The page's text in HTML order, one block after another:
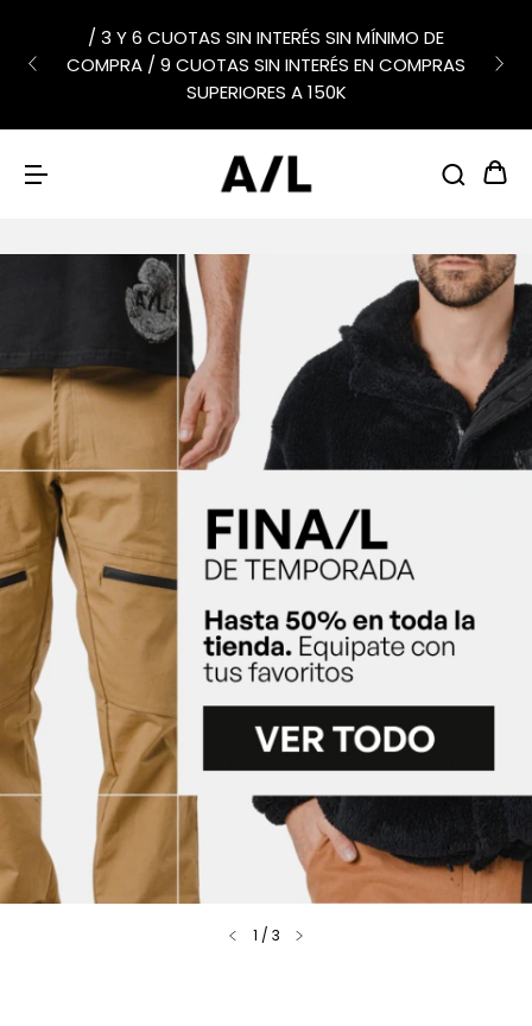
ENVÍOS GRATIS EN COMPRAS DE + 150K
1 / 3